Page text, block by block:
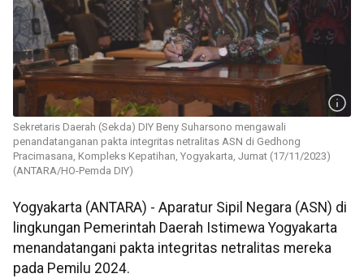
Sekretaris Daerah (Sekda) DIY Beny Suharsono mengawali
penandatanganan pakta integritas netralitas ASN di Gedhong
Pracimasana, Kompleks Kepatihan, Yogyakarta, Jumat (17/11/2023)
(ANTARA/HO-Pemda DIY)
Yogyakarta (ANTARA) - Aparatur Sipil Negara (ASN) di
lingkungan Pemerintah Daerah Istimewa Yogyakarta
menandatangani pakta integritas netralitas mereka
pada Pemilu 2024.